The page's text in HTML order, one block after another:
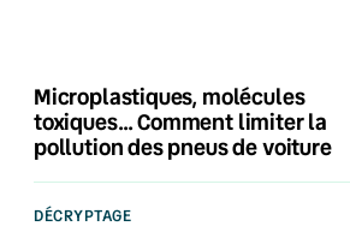
Microplastiques, molécules
toxiques… Comment limiter la
pollution des pneus de voiture
DÉCRYPTAGE